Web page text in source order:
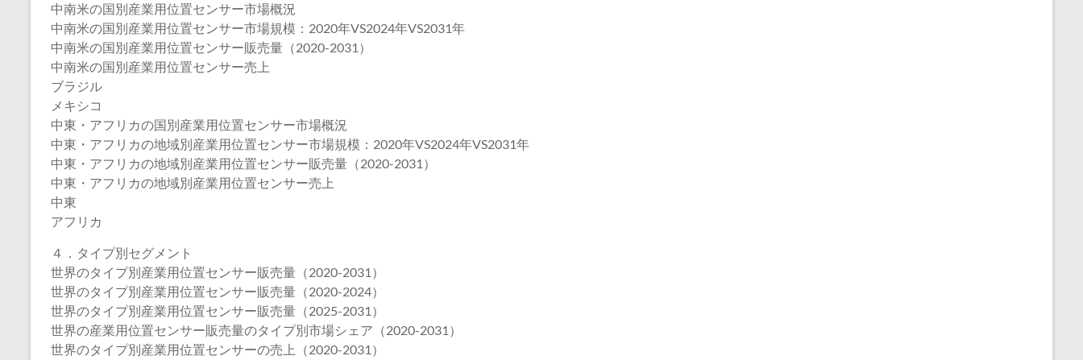
中南米の国別産業用位置センサー市場概況
中南米の国別産業用位置センサー市場規模：2020年VS2024年VS2031年
中南米の国別産業用位置センサー販売量（2020-2031）
中南米の国別産業用位置センサー売上
ブラジル
メキシコ
中東・アフリカの国別産業用位置センサー市場概況
中東・アフリカの地域別産業用位置センサー市場規模：2020年VS2024年VS2031年
中東・アフリカの地域別産業用位置センサー販売量（2020-2031）
中東・アフリカの地域別産業用位置センサー売上
中東
アフリカ
４．タイプ別セグメント
世界のタイプ別産業用位置センサー販売量（2020-2031）
世界のタイプ別産業用位置センサー販売量（2020-2024）
世界のタイプ別産業用位置センサー販売量（2025-2031）
世界の産業用位置センサー販売量のタイプ別市場シェア（2020-2031）
世界のタイプ別産業用位置センサーの売上（2020-2031）